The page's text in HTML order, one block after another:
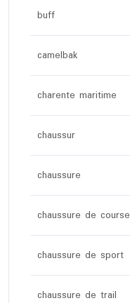
buff
camelbak
charente maritime
chaussur
chaussure
chaussure de course
chaussure de sport
chaussure de trail